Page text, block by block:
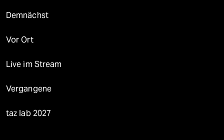
Demnächst
Vor Ort
Live im Stream
Vergangene
taz lab 2027